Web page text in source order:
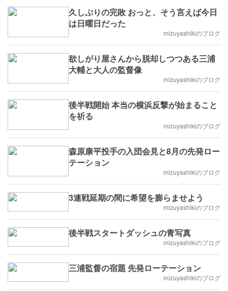
久しぶりの完敗 おっと、そう言えば今日
は日曜日だった
mizuyashikiのブログ
欲しがり屋さんから脱却しつつある三浦
大輔と大人の監督像
mizuyashikiのブログ
後半戦開始 本当の横浜反撃が始まること
を祈る
mizuyashikiのブログ
森原康平投手の入団会見と8月の先発ロー
テーション
mizuyashikiのブログ
3連戦延期の間に希望を膨らませよう
mizuyashikiのブログ
後半戦スタートダッシュの青写真
mizuyashikiのブログ
三浦監督の宿題 先発ローテーション
mizuyashikiのブログ